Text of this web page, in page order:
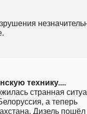
технику....
странная
а теперь
Дизель